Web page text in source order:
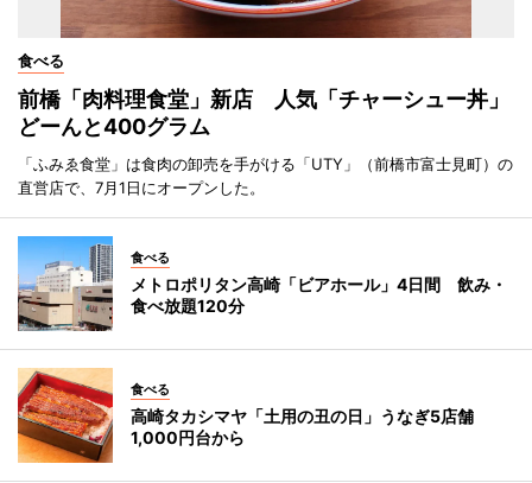
食べる
前橋「肉料理食堂」新店 人気「チャーシュー丼」
どーんと400グラム
「ふみゑ食堂」は食肉の卸売を手がける「UTY」（前橋市富士見町）の
直営店で、7月1日にオープンした。
食べる
メトロポリタン高崎「ビアホール」4日間 飲み・
食べ放題120分
食べる
高崎タカシマヤ「土用の丑の日」うなぎ5店舗
1,000円台から